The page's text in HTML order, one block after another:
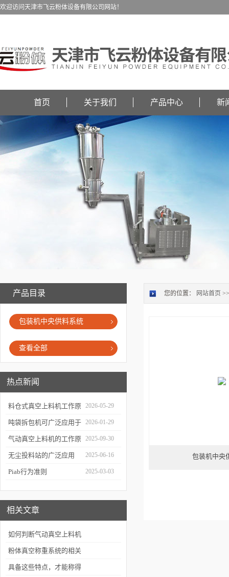
欢迎访问天津市飞云粉体设备有限公司网站！
首页 关于我们 产品中心 新
产品目录
包装机中央供料系统
查看全部
热点新闻
料仓式真空上料机工作原
理解析
2026-05-29
吨袋拆包机可广泛应用于
哪些行业？
2026-01-29
气动真空上料机的工作原
理与广泛应用
2025-09-30
无尘投料站的广泛应用 2025-06-16
Piab行为准则 2025-03-03
相关文章
如何判断气动真空上料机
的输送效果
粉体真空称重系统的相关
知识介绍
具备这些特点，才能称得
您的位置： 网站首页
包装机中央